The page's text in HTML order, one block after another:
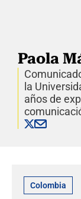
Paola
la
años de
Colombia